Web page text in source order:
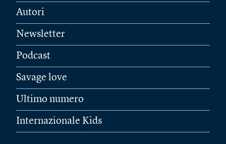
Autori
Newsletter
Podcast
Savage love
Ultimo numero
Internazionale Kids